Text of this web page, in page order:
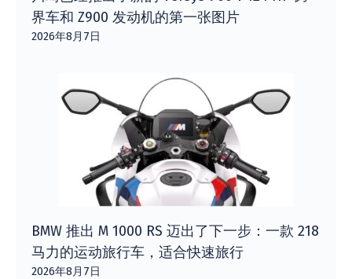
界车和 Z900 发动机的第一张图片
2026年8月7日
BMW 推出 M 1000 RS 迈出了下一步：一款 218
马力的运动旅行车，适合快速旅行
2026年8月7日